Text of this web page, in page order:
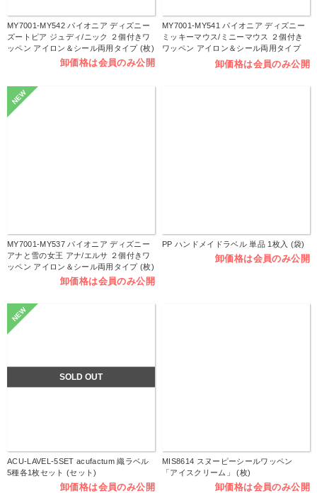
MY7001-MY542 パイオニア ディズニー
ズートピア ジュディ/ニック ２個付きワ
ッペン アイロン＆シール両用タイプ (枚)
卸価格は会員のみ公開
MY7001-MY541 パイオニア ディズニー
ミッキーマウス/ミニーマウス ２個付き
ワッペン アイロン＆シール両用タイプ
卸価格は会員のみ公開
NEW
MY7001-MY537 パイオニア ディズニー
アナと雪の女王 アナ/エルサ ２個付きワ
ッペン アイロン＆シール両用タイプ (枚)
卸価格は会員のみ公開
PP ハンドメイドラベル 単品 1枚入 (袋)
卸価格は会員のみ公開
NEW
SOLD OUT
ACU-LAVEL-5SET acufactum 織ラベル
5種各1枚セット (セット)
卸価格は会員のみ公開
MIS8614 スヌーピーシールワッペン
「アイスクリーム」 (枚)
卸価格は会員のみ公開